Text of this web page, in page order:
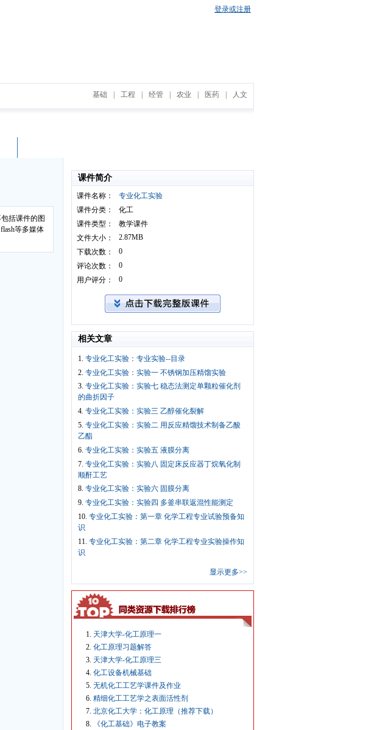
登录或注册
基础 工程 经管 农业 医药 人文
括课件的图
等多媒体
课件简介
课件名称：
专业化工实验
课件分类：
化工
课件类型：
教学课件
文件大小：
2.87MB
下载次数：
0
评论次数：
0
用户评分：
0
相关文章
1. 专业化工实验：专业实验--目录
2. 专业化工实验：实验一 不锈钢加压精馏实验
3. 专业化工实验：实验七 稳态法测定单颗粒催化剂
的曲折因子
4. 专业化工实验：实验三 乙醇催化裂解
5. 专业化工实验：实验二 用反应精馏技术制备乙酸
乙酯
6. 专业化工实验：实验五 液膜分离
7. 专业化工实验：实验八 固定床反应器丁烷氧化制
顺酐工艺
8. 专业化工实验：实验六 固膜分离
9. 专业化工实验：实验四 多釜串联返混性能测定
10. 专业化工实验：第一章 化学工程专业试验预备知
识
11. 专业化工实验：第二章 化学工程专业实验操作知
识
显示更多>>
天津大学-化工原理一
化工原理习题解答
天津大学-化工原理三
化工设备机械基础
无机化工工艺学课件及作业
精细化工工艺学之表面活性剂
北京化工大学：化工原理（推荐下载）
《化工基础》电子教案